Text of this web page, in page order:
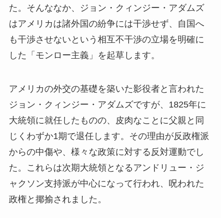
た。そんななか、ジョン・クィンジー・アダムズ
はアメリカは諸外国の紛争には干渉せず、自国へ
も干渉させないという相互不干渉の立場を明確に
した「モンロー主義」を起草します。
アメリカの外交の基礎を築いた影役者と言われた
ジョン・クィンジー・アダムズですが、1825年に
大統領に就任したものの、皮肉なことに父親と同
じくわずか1期で退任します。その理由が反政権派
からの中傷や、様々な政策に対する反対運動でし
た。これらは次期大統領となるアンドリュー・ジ
ャクソン支持派が中心になって行われ、呪われた
政権と揶揄されました。